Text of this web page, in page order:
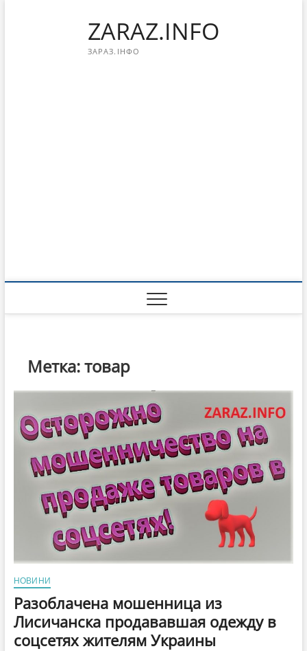
ZARAZ.INFO
ЗАРАЗ.ІНФО
Метка:товар
НОВИНИ
Разоблачена мошенница из
Лисичанска продававшая одежду в
соцсетях жителям Украины